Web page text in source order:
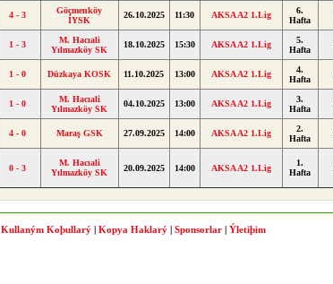
4 - 3
Göçmenköy
İYSK
26.10.2025 11:30 AKSA A2 1.Lig
6.
Hafta
1 - 3
M. Hacıali
Yılmazköy SK
18.10.2025 15:30 AKSA A2 1.Lig
5.
Hafta
1 - 0 Düzkaya KOSK 11.10.2025 13:00 AKSA A2 1.Lig
4.
Hafta
1 - 0
M. Hacıali
Yılmazköy SK
04.10.2025 13:00 AKSA A2 1.Lig
3.
Hafta
4 - 0 Maraş GSK 27.09.2025 14:00 AKSA A2 1.Lig
2.
Hafta
0 - 3
M. Hacıali
Yılmazköy SK
20.09.2025 14:00 AKSA A2 1.Lig
1.
Hafta
Kullaným Koþullarý Kopya Haklarý Sponsorlar
Ýletiþim